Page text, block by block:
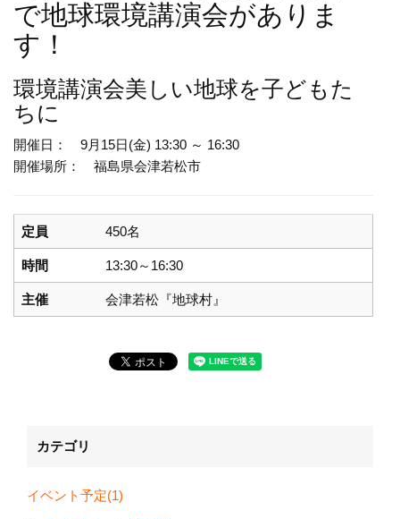
で地球環境講演会がありま
す！
環境講演会美しい地球を子どもた
ちに
開催日： 9月15日(金) 13:30 ～ 16:30
開催場所： 福島県会津若松市
定員 450名
時間 13:30～16:30
主催 会津若松『地球村』
カテゴリ
イベント予定(1)